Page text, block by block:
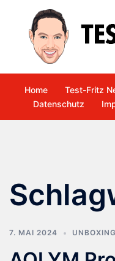
springen
Home Test-Fritz
Datenschutz
7. MAI 2024